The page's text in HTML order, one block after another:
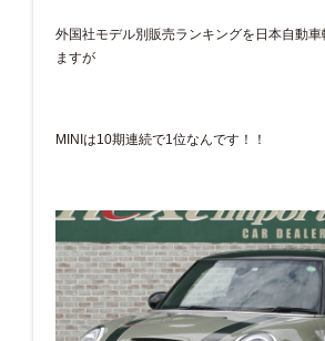
外国社モデル別販売ランキングを日本自動
ますが
MINIは10期連続で1位なんです！！